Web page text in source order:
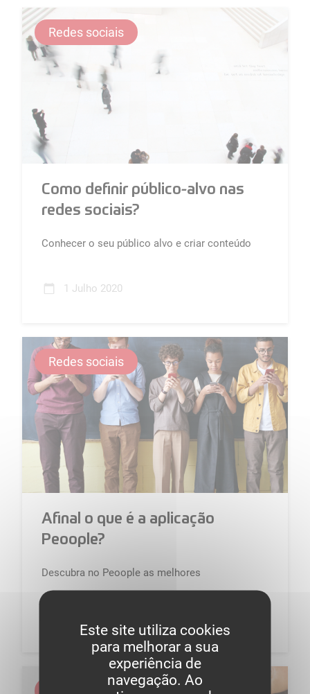
Redes sociais
Como definir público-alvo nas
redes sociais?
Conhecer o seu público alvo e criar conteúdo
1 Julho 2020
Redes sociais
Afinal o que é a aplicação
Peoople?
Descubra no Peoople as melhores
recomendações dos seus amigos e
Redes sociais
Este site utiliza cookies
para melhorar a sua
experiência de
navegação. Ao